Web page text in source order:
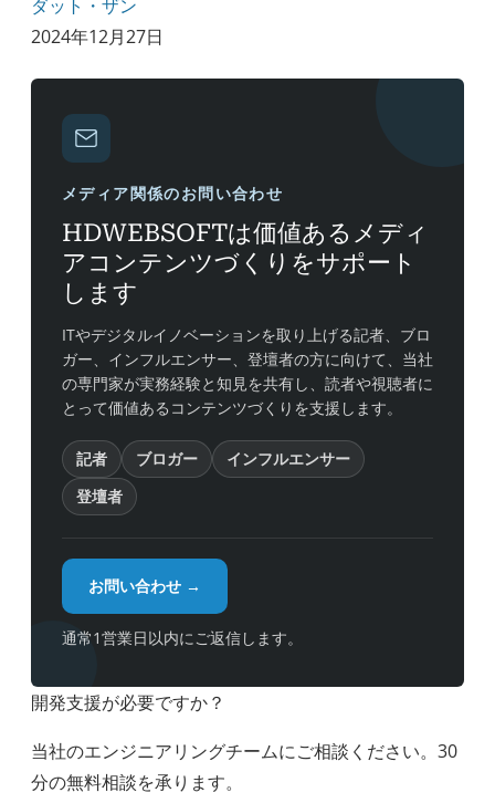
ダット・ザン
2024年12月27日
メディア関係のお問い合わせ
HDWEBSOFTは価値あるメディ
アコンテンツづくりをサポート
します
ITやデジタルイノベーションを取り上げる記者、ブロ
ガー、インフルエンサー、登壇者の方に向けて、当社
の専門家が実務経験と知見を共有し、読者や視聴者に
とって価値あるコンテンツづくりを支援します。
記者 ブロガー
インフルエンサー
登壇者
お問い合わせ →
通常1営業日以内にご返信します。
開発支援が必要ですか？
当社のエンジニアリングチームにご相談ください。30
分の無料相談を承ります。